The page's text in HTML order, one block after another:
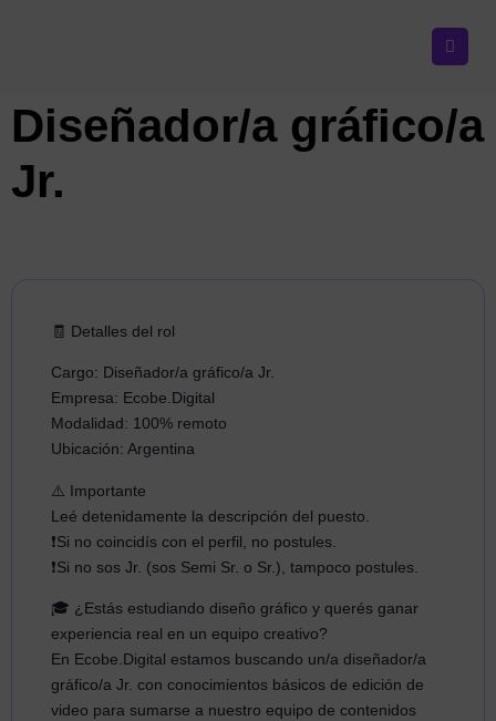
Diseñador/a gráfico/a
Jr.
🧾 Detalles del rol
Cargo: Diseñador/a gráfico/a Jr.
Empresa: Ecobe.Digital
Modalidad: 100% remoto
Ubicación: Argentina
⚠️ Importante
Leé detenidamente la descripción del puesto.
❗️Si no coincidís con el perfil, no postules.
❗️Si no sos Jr. (sos Semi Sr. o Sr.), tampoco postules.
🎓 ¿Estás estudiando diseño gráfico y querés ganar
experiencia real en un equipo creativo?
En Ecobe.Digital estamos buscando un/a diseñador/a
gráfico/a Jr. con conocimientos básicos de edición de
video para sumarse a nuestro equipo de contenidos